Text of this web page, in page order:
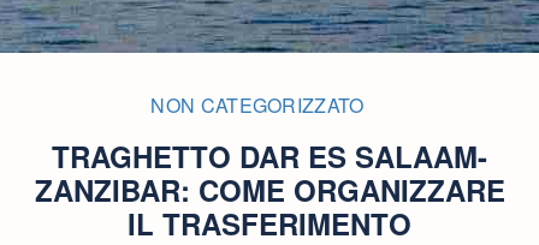
NON CATEGORIZZATO
TRAGHETTO DAR ES SALAAM-
ZANZIBAR: COME ORGANIZZARE
IL TRASFERIMENTO